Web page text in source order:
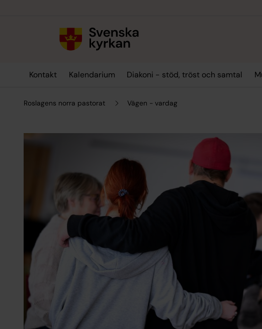
Kontakt Kalendarium Diakoni - stöd, tröst och samtal
Roslagens norra pastorat Vägen - vardag